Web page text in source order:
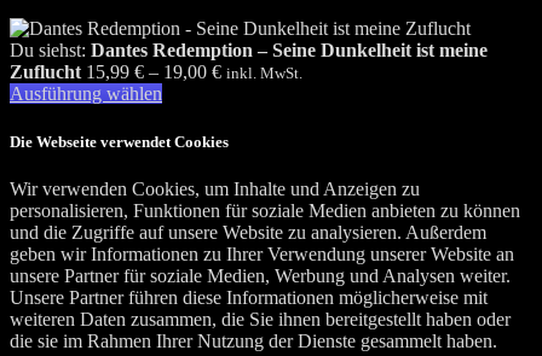
Du siehst: Dantes Redemption – Seine Dunkelheit ist meine
Zuflucht 15,99 € – 19,00 € inkl. MwSt.
Ausführung wählen
Die Webseite verwendet Cookies
Wir verwenden Cookies, um Inhalte und Anzeigen zu
personalisieren, Funktionen für soziale Medien anbieten zu können
und die Zugriffe auf unsere Website zu analysieren. Außerdem
geben wir Informationen zu Ihrer Verwendung unserer Website an
unsere Partner für soziale Medien, Werbung und Analysen weiter.
Unsere Partner führen diese Informationen möglicherweise mit
weiteren Daten zusammen, die Sie ihnen bereitgestellt haben oder
die sie im Rahmen Ihrer Nutzung der Dienste gesammelt haben.